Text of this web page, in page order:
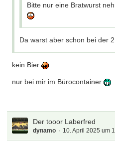
Bitte nur eine Bratwurst
Da warst aber schon bei der
kein Bier
nur bei mir im Bürocontainer
Der tooor Laberfred
dynamo 10. April 2025 um